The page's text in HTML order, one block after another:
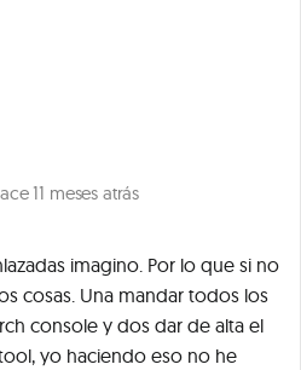
11 meses atrás
imagino. Por lo que si no
cosas. Una mandar todos los
console y dos dar de alta el
yo haciendo eso no he